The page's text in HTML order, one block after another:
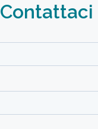
Contattaci